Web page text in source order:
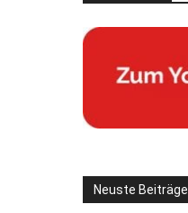
Neuste Beiträge